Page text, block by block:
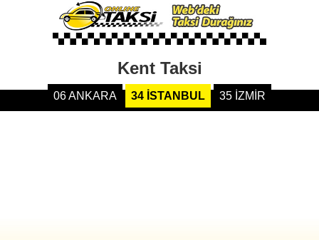
Kent Taksi
06 ANKARA 34 İSTANBUL 35 İZMİR